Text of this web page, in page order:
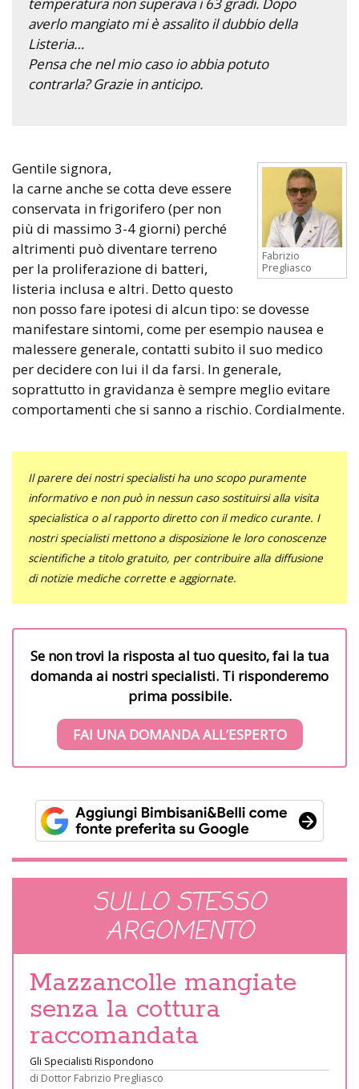
averlo mangiato mi è assalito il dubbio della
Listeria…
Pensa che nel mio caso io abbia potuto
contrarla? Grazie in anticipo.
Fabrizio
Pregliasco
Gentile signora,
la carne anche se cotta deve essere
conservata in frigorifero (per non
più di massimo 3-4 giorni) perché
altrimenti può diventare terreno
per la proliferazione di batteri,
listeria inclusa e altri. Detto questo
non posso fare ipotesi di alcun tipo: se dovesse
manifestare sintomi, come per esempio nausea e
malessere generale, contatti subito il suo medico
per decidere con lui il da farsi. In generale,
soprattutto in gravidanza è sempre meglio evitare
comportamenti che si sanno a rischio. Cordialmente.
Il parere dei nostri specialisti ha uno scopo puramente
informativo e non può in nessun caso sostituirsi alla visita
specialistica o al rapporto diretto con il medico curante. I
nostri specialisti mettono a disposizione le loro conoscenze
scientifiche a titolo gratuito, per contribuire alla diffusione
di notizie mediche corrette e aggiornate.
Se non trovi la risposta al tuo quesito, fai la tua
domanda ai nostri specialisti. Ti risponderemo
prima possibile.
FAI UNA DOMANDA ALL’ESPERTO
SULLO STESSO
ARGOMENTO
Mazzancolle mangiate
senza la cottura
raccomandata
Gli Specialisti Rispondono
di Dottor Fabrizio Pregliasco